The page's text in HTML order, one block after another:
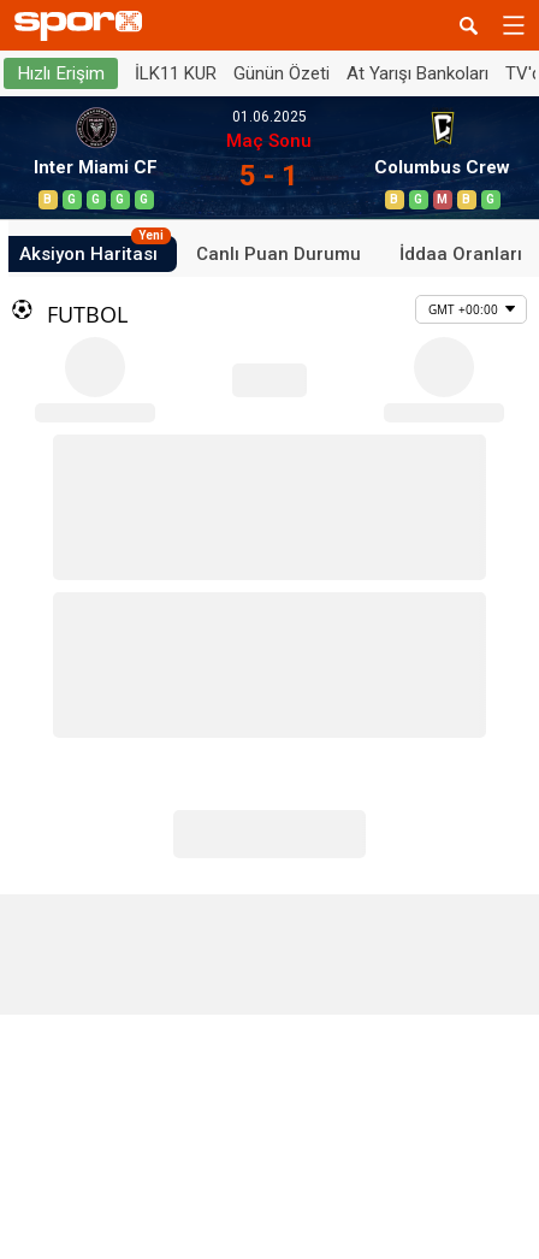
Hızlı Erişim İLK11 KUR Günün Özeti At Yarışı Bankoları
Inter Miami CF
B G G G G
01.06.2025
Maç Sonu
5 - 1 Columbus Crew
B G M B G
Aksiyon Haritası
Yeni
Canlı Puan Durumu İddaa Oranları
FUTBOL GMT +00:00